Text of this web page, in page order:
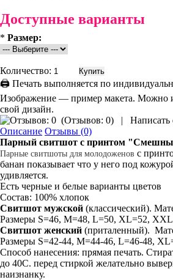
Доступные варианты
* Размер:
Количество:
🖨 Печать выполняется по
Изображение — пример макета. Можно
свой дизайн.
(Отзывов: 0) |
Написать
Описание Отзывы (0)
Парный свитшот с принтом
Парные свитшоты для молодоженов с
банан показывает что у него под
удивляется.
Есть черные и белые варианты цветов
Состав: 100% хлопок
Свитшот мужской (классический).
Размеры S=46, M=48, L=50, XL=52,
Свитшот женский (приталенный).
Размеры S=42-44, M=44-46, L=46-48,
Способ нанесения: прямая печать.
до 40С. перед стиркой желательно
наизнанку.